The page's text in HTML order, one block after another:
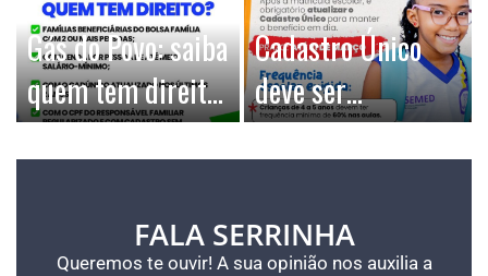
Gás do Povo: saiba
quem tem direito
e como consultar
Cadastro Único
deve ser
atualizado em caso
escola em 2026
FALA SERRINHA
Queremos te ouvir! A sua opinião nos auxilia a